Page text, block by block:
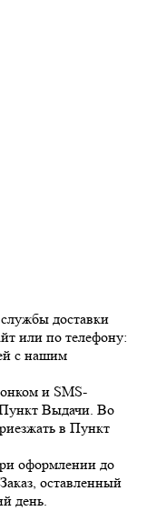
доставки
или по телефону:
с нашим
и SMS-
Пункт Выдачи. Во
в Пункт
оформлении до
оставленный
день.